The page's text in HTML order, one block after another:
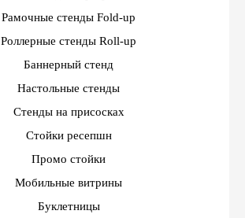
Рамочные стенды Fold-up
Роллерные стенды Roll-up
Баннерный стенд
Настольные стенды
Стенды на присосках
Стойки ресепшн
Промо стойки
Мобильные витрины
Буклетницы